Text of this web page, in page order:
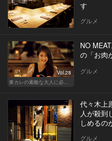
す
グルメ
Vol.28
東カレの素敵な大人に必要なこと
NO
の「お肉
グルメ
代々木上
人が殺到
しめるの
グルメ